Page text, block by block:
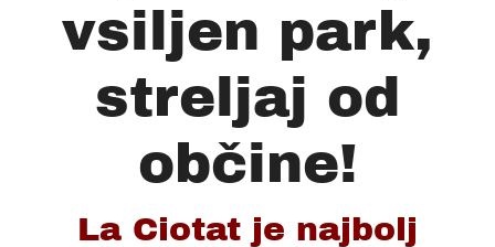
vsiljen park,
streljaj od
občine!
La Ciotat je najbolj